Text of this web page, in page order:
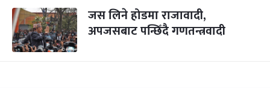
जस लिने होडमा राजावादी,
अपजसबाट पन्छिँदै गणतन्त्रवादी